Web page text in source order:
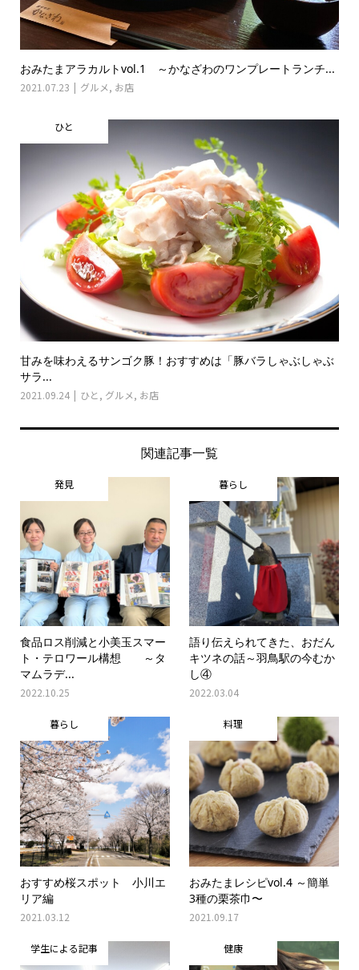
おみたまアラカルトvol.1 ～かなざわのワンプレートランチ...
2021.07.23 グルメ, お店
ひと
甘みを味わえるサンゴク豚！おすすめは「豚バラしゃぶしゃぶ
サラ...
2021.09.24 ひと , グルメ, お店
関連記事一覧
発見
食品ロス削減と小美玉スマー
ト・テロワール構想 ～タ
マムラデ...
2022.10.25
暮らし
語り伝えられてきた、おだん
キツネの話～羽鳥駅の今むか
し④
2022.03.04
暮らし
おすすめ桜スポット 小川エ
リア編
2021.03.12
料理
おみたまレシピvol.4 ～簡単
3種の栗茶巾〜
2021.09.17
学生による記事 健康